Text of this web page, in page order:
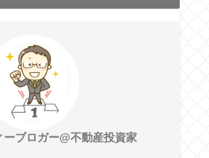
ーブロガー@不動産投資家